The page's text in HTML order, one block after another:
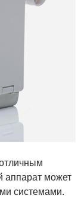
аппарат может
системами.